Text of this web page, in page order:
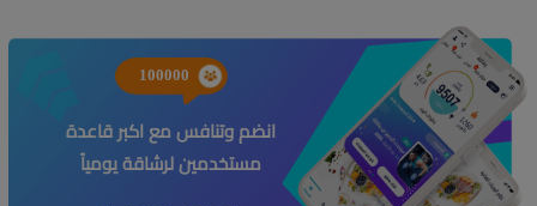
100000
انضم وتنافس مع اكبر قاعدة
مستخدمين لرشاقة يومياً